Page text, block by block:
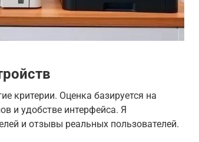
критерии. Оценка базируется на
и удобстве интерфейса. Я
и отзывы реальных пользователей.